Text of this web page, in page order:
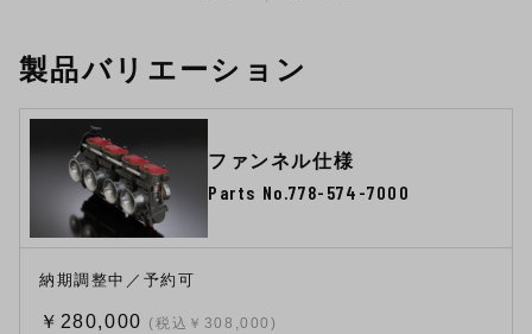
製品バリエーション
ファンネル仕様
Parts No.778-574-7000
納期調整中／予約可
￥280,000 (税込￥308,000)